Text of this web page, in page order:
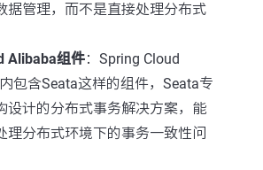
据管理，而不是直接处理分布式
Alibaba组件：Spring Cloud
包含Seata这样的组件，Seata专
设计的分布式事务解决方案，能
理分布式环境下的事务一致性问